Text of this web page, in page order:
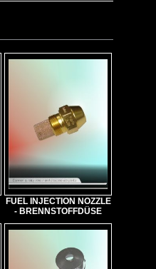
FUEL INJECTION NOZZLE
- BRENNSTOFFDÜSE